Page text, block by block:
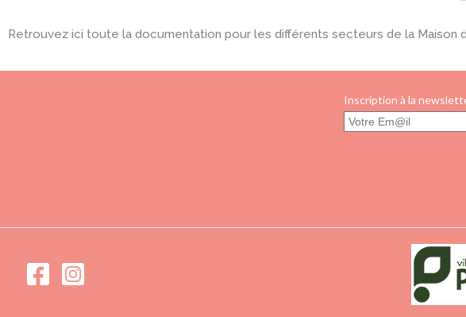
Retrouvez ici toute la documentation pour les différents secteurs de la Maison